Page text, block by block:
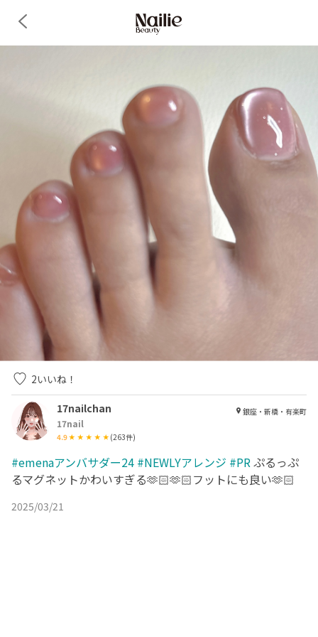
2いいね！
17nailchan
17nail
4.9 (263件)
銀座・新橋・有楽町
#emenaアンバサダー24 #NEWLYアレンジ #PRぷるっぷ
るマグネットかわいすぎる🫶🏻🫶🏻フットにも良い🫶🏻
2025/03/21